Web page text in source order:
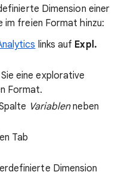
Dimension einer
im freien Format hinzu:
links auf Expl.
eine explorative
Format.
Variablenneben
Tab
Dimension